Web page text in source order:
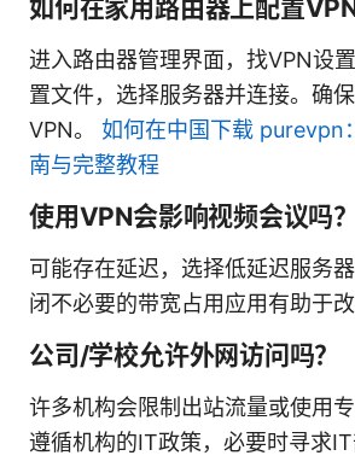
如何在家用路由器上配置VPN
进入路由器管理界面，找VPN设
置文件，选择服务器并连接。确
VPN。 如何在中国下载 purevpn
南与完整教程
使用VPN会影响视频会议吗？
可能存在延迟，选择低延迟服务
闭不必要的带宽占用应用有助于改
公司/学校允许外网访问吗？
许多机构会限制出站流量或使用
遵循机构的IT政策，必要时寻求IT